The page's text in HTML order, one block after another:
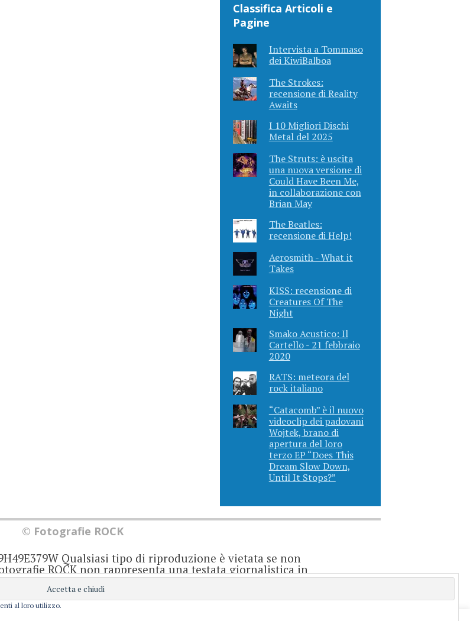
Classifica Articoli e
Pagine
Intervista a Tommaso
dei KiwiBalboa
The Strokes:
recensione di Reality
Awaits
I 10 Migliori Dischi
Metal del 2025
The Struts: è uscita
una nuova versione di
Could Have Been Me,
in collaborazione con
Brian May
The Beatles:
recensione di Help!
Aerosmith - What it
Takes
KISS: recensione di
Creatures Of The
Night
Smako Acustico: Il
Cartello - 21 febbraio
2020
RATS: meteora del
rock italiano
“Catacomb” è il nuovo
videoclip dei padovani
Wojtek, brano di
apertura del loro
terzo EP “Does This
Dream Slow Down,
Until It Stops?”
© Fotografie ROCK
Qualsiasi tipo di riproduzione è vietata se non
ROCK non rappresenta una testata giornalistica in
alcuna periodicità. Non può pertanto considerarsi un
legge 62 del 7/3/2001. Ogni autore è direttamente
che scrive negli articoli e nei commenti.
al loro utilizzo.